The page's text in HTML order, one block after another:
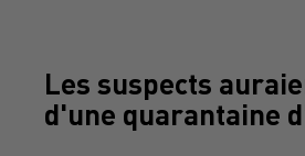
Les suspects
d'une quarantaine